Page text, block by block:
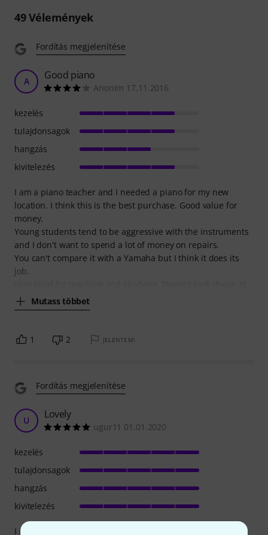
49Vélemények
Fordítás megjelenítése
A Good piano
Anonim 17.11.2016
I am a piano teacher and I needed a piano for my new
location. I think this is the best purchase. Good value for
money.
Young students tend to be aggressive with the instruments
and I don't want to spend a lot of money on repairs.
You can't compare it with a Yamaha but I think it does its
job.
Mutass többet
kezelés
tulajdonsagok
hangzás
kivitelezés
1 2 JELENTEM!
Fordítás megjelenítése
U Lovely
ugur11 01.01.2020
I just loved it. The price for this performance, quality and
kezelés
tulajdonsagok
hangzás
kivitelezés